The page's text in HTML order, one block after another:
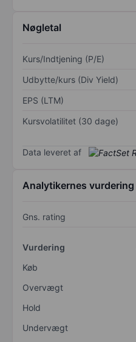
Nøgletal
Kurs/Indtjening (P/E)
Udbytte/kurs (Div Yield)
EPS (LTM)
Kursvolatilitet (30 dage)
Data leveret af
Analytikernes vurdering
Gns. rating
Vurdering
Køb
Overvægt
Hold
Undervægt